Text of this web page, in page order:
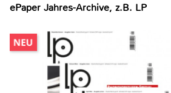
ePaper Jahres-Archive, z.B. LP